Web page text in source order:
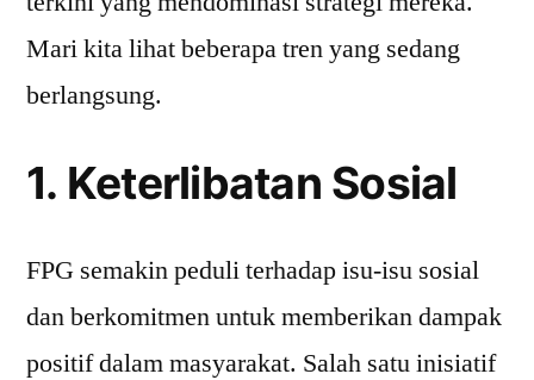
Mari kita lihat beberapa tren yang sedang
berlangsung.
1. Keterlibatan Sosial
FPG semakin peduli terhadap isu-isu sosial
dan berkomitmen untuk memberikan dampak
positif dalam masyarakat. Salah satu inisiatif